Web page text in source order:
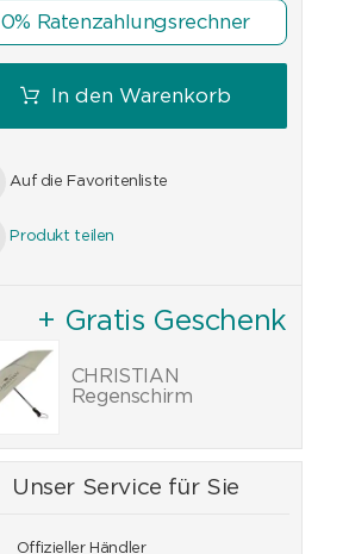
0% Ratenzahlungsrechner
In den Warenkorb
Auf die Favoritenliste
Produkt teilen
+ Gratis Geschenk
CHRISTIAN
Regenschirm
Unser Service für Sie
Offizieller Händler